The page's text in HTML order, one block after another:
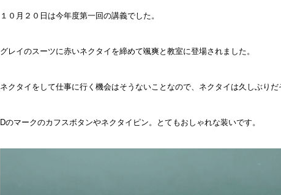
１０月２０日は今年度第一回の講義でした。
グレイのスーツに赤いネクタイを締めて颯爽と教室に登場されました。
ネクタイをして仕事に行く機会はそうないことなので、ネクタイは久しぶりだ
Dのマークのカフスボタンやネクタイピン。とてもおしゃれな装いです。